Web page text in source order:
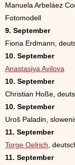
Manuela Arbeláez
Fotomodell
9. September
Fiona Erdmann,
10. September
Anastasiya Avilova
10. September
Christian Hoße,
10. September
Uroš Paladin,
11. September
Torge Oelrich ,
11. September